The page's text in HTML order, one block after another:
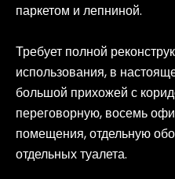
паркетом и лепниной.
Требует полной
использования, в
большой прихожей с
переговорную, восемь
помещения, отдельную
отдельных туалета.